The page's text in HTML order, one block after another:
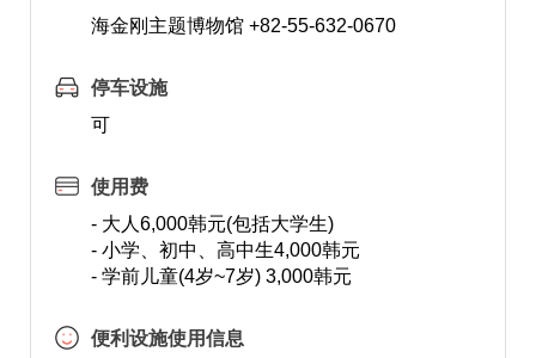
海金刚主题博物馆 +82-55-632-0670
停车设施
可
使用费
- 大人6,000韩元(包括大学生)
- 小学、初中、高中生4,000韩元
- 学前儿童(4岁~7岁) 3,000韩元
便利设施使用信息